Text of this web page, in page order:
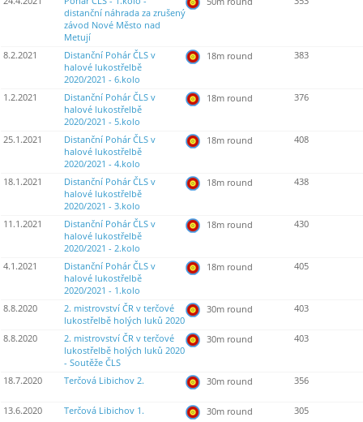
distanční náhrada za zrušený
závod Nové Město nad
Metují
8.2.2021
Distanční Pohár ČLS v
halové lukostřelbě
2020/2021 - 6.kolo
18m round 383
1.2.2021
Distanční Pohár ČLS v
halové lukostřelbě
2020/2021 - 5.kolo
18m round 376
25.1.2021
Distanční Pohár ČLS v
halové lukostřelbě
2020/2021 - 4.kolo
18m round 408
18.1.2021
Distanční Pohár ČLS v
halové lukostřelbě
2020/2021 - 3.kolo
18m round 438
11.1.2021
Distanční Pohár ČLS v
halové lukostřelbě
2020/2021 - 2.kolo
18m round 430
4.1.2021
Distanční Pohár ČLS v
halové lukostřelbě
2020/2021 - 1.kolo
18m round 405
8.8.2020
2. mistrovství ČR v terčové
lukostřelbě holých luků 2020
30m round 403
8.8.2020
2. mistrovství ČR v terčové
lukostřelbě holých luků 2020
- Soutěže ČLS
30m round 403
18.7.2020 Terčová Libichov 2. 30m round 356
13.6.2020 Terčová Libichov 1. 30m round 305